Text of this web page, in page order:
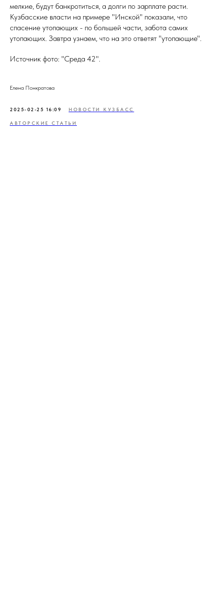
мелкие, будут банкротиться, а долги по зарплате расти.
Кузбасские власти на примере "Инской" показали, что
спасение утопающих - по большей части, забота самих
утопающих. Завтра узнаем, что на это ответят "утопающие".
Источник фото: "Среда 42".
Елена Понкратова
2025-02-25 16:09 НОВОСТИ КУЗБАСС
АВТОРСКИЕ СТАТЬИ